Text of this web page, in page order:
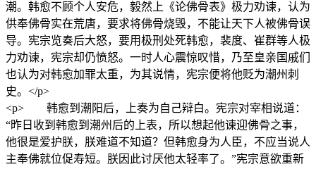
潮。韩愈不顾个人安危，毅然上《论佛骨表》极力劝谏，认为
供奉佛骨实在荒唐，要求将佛骨烧毁，不能让天下人被佛骨误
导。宪宗览奏后大怒，要用极刑处死韩愈，裴度、崔群等人极
力劝谏，宪宗却仍愤怒。一时人心震惊叹惜，乃至皇亲国戚们
也认为对韩愈加罪太重，为其说情，宪宗便将他贬为潮州刺
史。</p>
<p> 韩愈到潮阳后，上奏为自己辩白。宪宗对宰相说道：
“昨日收到韩愈到潮州后的上表，所以想起他谏迎佛骨之事，
他很是爱护朕，朕难道不知道？但韩愈身为人臣，不应当说人
主奉佛就位促寿短。朕因此讨厌他太轻率了。”宪宗意欲重新